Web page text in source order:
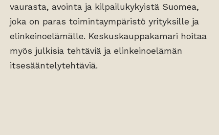
vaurasta, avointa ja kilpailukykyistä Suomea,
joka on paras toimintaympäristö yrityksille ja
elinkeinoelämälle. Keskuskauppakamari hoitaa
myös julkisia tehtäviä ja elinkeinoelämän
itsesääntelytehtäviä.